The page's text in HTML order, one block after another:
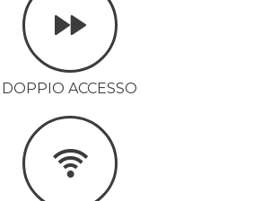
DOPPIO ACCESSO